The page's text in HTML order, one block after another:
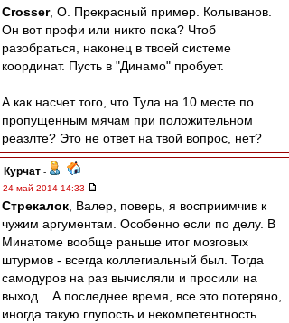
Crosser, О. Прекрасный пример. Колыванов.
Он вот профи или никто пока? Чтоб
разобраться, наконец в твоей системе
координат. Пусть в "Динамо" пробует.
А как насчет того, что Тула на 10 месте по
пропущенным мячам при положительном
реазлте? Это не ответ на твой вопрос, нет?
Курчат -
24 май 2014 14:33
Стрекалок , Валер, поверь, я восприимчив к
чужим аргументам. Особенно если по делу. В
Минатоме вообще раньше итог мозговых
штурмов - всегда коллегиальный был. Тогда
самодуров на раз вычисляли и просили на
выход... А последнее время, все это потеряно,
иногда такую глупость и некомпетентность